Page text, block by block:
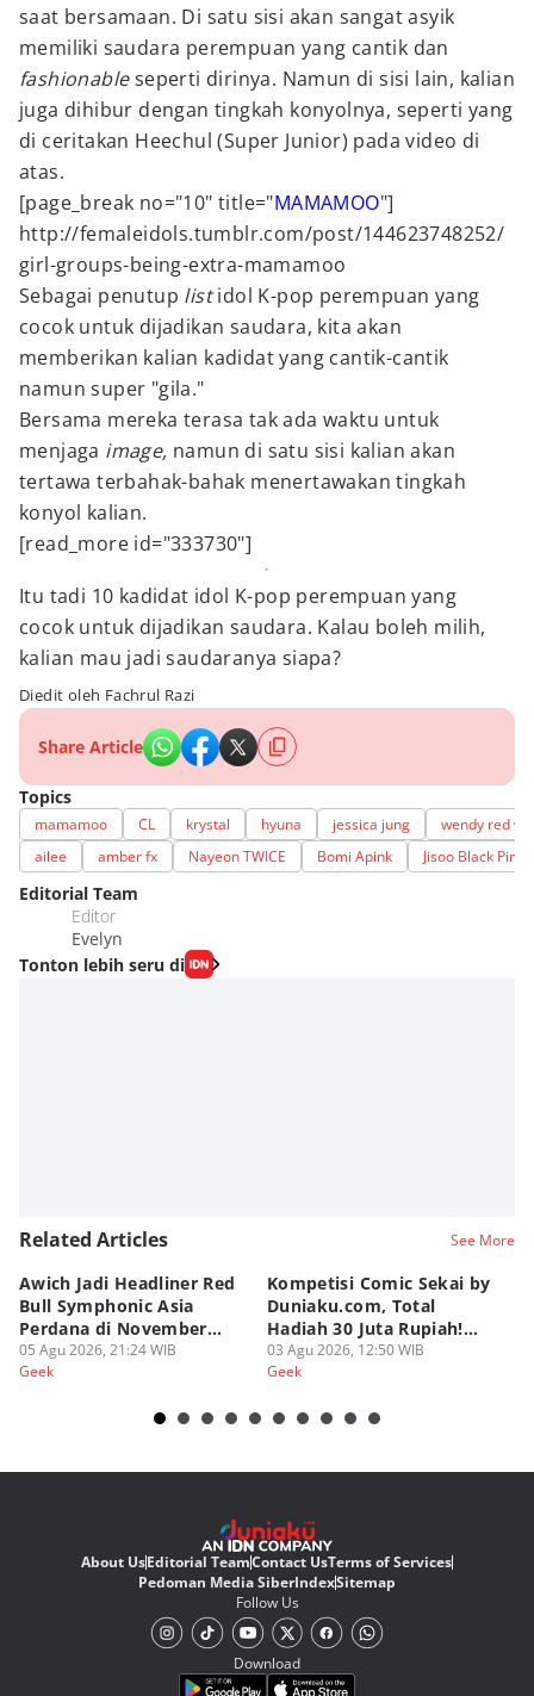
saat bersamaan. Di satu sisi akan sangat asyik
memiliki saudara perempuan yang cantik dan
fashionableseperti dirinya. Namun di sisi lain, kalian
juga dihibur dengan tingkah konyolnya, seperti yang
di ceritakan Heechul (Super Junior) pada video di
atas.
[page_break no="10" title="MAMAMOO"]
http://femaleidols.tumblr.com/post/144623748252/
girl-groups-being-extra-mamamoo
Sebagai penutup listidol K-pop perempuan yang
cocok untuk dijadikan saudara, kita akan
memberikan kalian kadidat yang cantik-cantik
namun super "gila."
Bersama mereka terasa tak ada waktu untuk
menjaga image, namun di satu sisi kalian akan
tertawa terbahak-bahak menertawakan tingkah
konyol kalian.
[read_more id="333730"]
Itu tadi 10 kadidat idol K-pop perempuan yang
cocok untuk dijadikan saudara. Kalau boleh milih,
kalian mau jadi saudaranya siapa?
Diedit oleh Fachrul Razi
Share Article
Topics
mamamoo CL krystal hyuna jessica jung
wendy red
ailee
amber fx Nayeon TWICE Bomi Apink Jisoo Black Pink
Editorial Team
Editor
Evelyn
Tonton lebih seru di
Related Articles See More
Awich Jadi Headliner Red
Bull Symphonic Asia
Perdana di November
2026!
05 Agu 2026, 21:24 WIB
Geek
Kompetisi Comic Sekai by
Duniaku.com, Total
Hadiah 30 Juta Rupiah!
Syarat dan Ketentuan
03 Agu 2026, 12:50 WIB
Geek
About UsEditorial TeamContact UsTerms of Services
Pedoman Media SiberIndexSitemap
Follow Us
Download